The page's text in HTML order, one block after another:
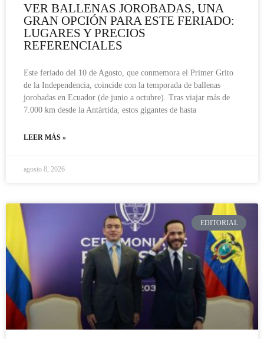
VER BALLENAS JOROBADAS, UNA
GRAN OPCIÓN PARA ESTE FERIADO:
LUGARES Y PRECIOS
REFERENCIALES
Este feriado del 10 de Agosto, que conmemora el Primer Grito
de la Independencia, coincide con la temporada de ballenas
jorobadas en Ecuador (de junio a octubre). Tras viajar más de
7.000 km desde la Antártida, estos gigantes de hasta
LEER MÁS »
agosto 8, 2026
EDITORIAL